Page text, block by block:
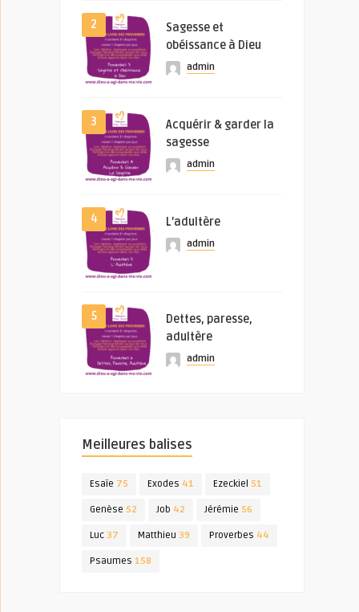
2
Sagesse et
obéissance à Dieu
admin
3
Acquérir & garder la
sagesse
admin
4 L’adultère
admin
5
Dettes, paresse,
adultère
admin
Meilleures balises
Esaïe 75 Exodes 41 Ezeckiel 51
Genèse 52 Job 42 Jérémie 56
Luc 37 Matthieu 39 Proverbes 44
Psaumes 158